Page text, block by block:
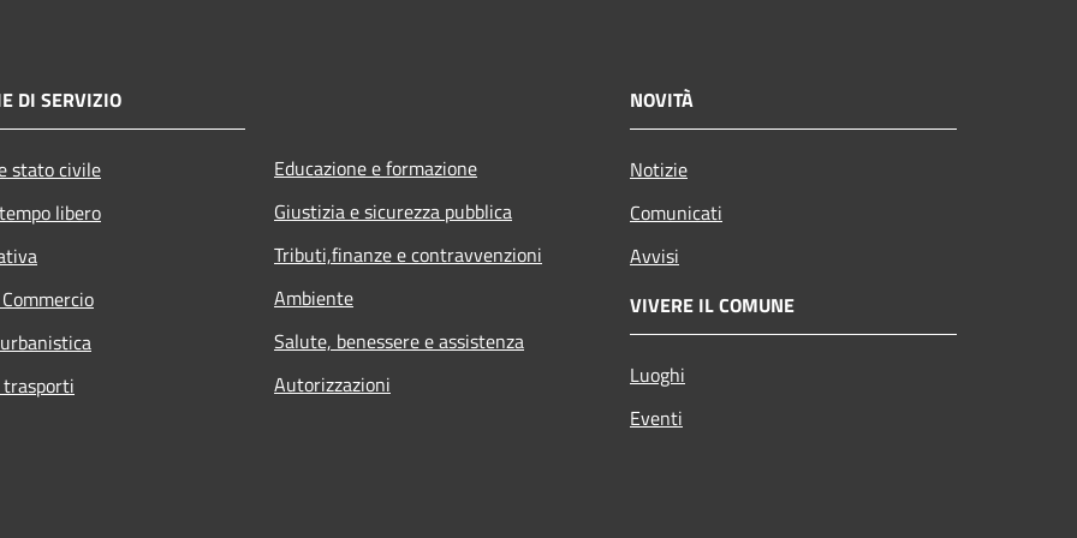
DI SERVIZIO
stato civile
libero
Educazione e formazione
Giustizia e sicurezza pubblica
Tributi,finanze e contravvenzioni
Ambiente
Salute, benessere e assistenza
Autorizzazioni
NOVITÀ
Notizie
Comunicati
Avvisi
VIVERE IL COMUNE
Luoghi
Eventi